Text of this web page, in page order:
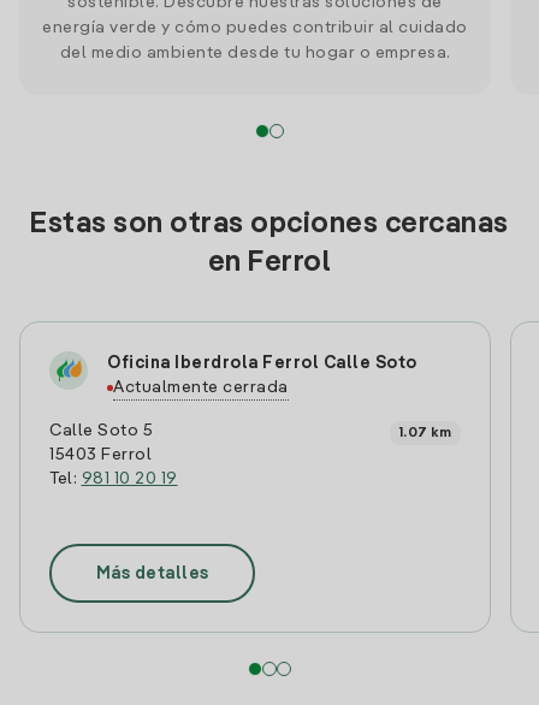
energía verde y cómo puedes contribuir al cuidado
del medio ambiente desde tu hogar o empresa.
Estas son otras opciones cercanas
en Ferrol
Oficina Iberdrola Ferrol Calle Soto
Actualmente cerrada
Calle Soto 5
15403 Ferrol
Tel: 981 10 20 19
1.07 km
Más detalles